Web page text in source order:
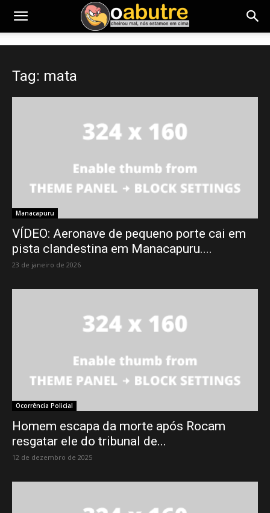
Tag: mata
Manacapuru
VÍDEO: Aeronave de pequeno porte cai em
pista clandestina em Manacapuru....
23 de janeiro de 2026
Ocorrência Policial
Homem escapa da morte após Rocam
resgatar ele do tribunal de...
12 de dezembro de 2025